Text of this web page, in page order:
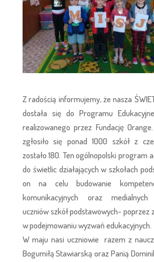
Z radością informujemy, że nasza
dostała się do Programu
realizowanego przez Fundację
zgłosiło się ponad 1000 szkół z
zostało 180. Ten ogólnopolski program
do świetlic działających w szkołach
on na celu budowanie
komunikacyjnych oraz medialnych
uczniów szkół podstawowych- poprzez
w podejmowaniu wyzwań edukacyjnych.
W maju nasi uczniowie razem z
Bogumiłą Stawiarską oraz Panią